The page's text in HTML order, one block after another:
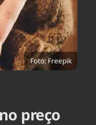
Foto: Freepik
preço